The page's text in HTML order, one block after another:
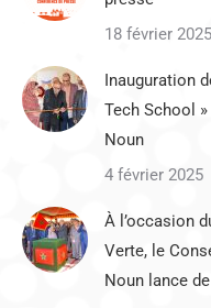
18 février 2025
Inauguration
Tech School
Noun
4 février 2025
À l’occasion
Verte, le
Noun lance